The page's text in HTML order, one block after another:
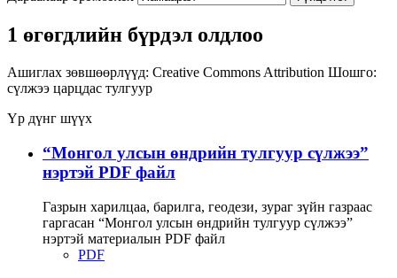
1 өгөгдлийн бүрдэл олдлоо
Ашиглах зөвшөөрлүүд: Creative Commons Attribution Шошго:
сүлжээ царцдас тулгуур
Үр дүнг шүүх
“Монгол улсын өндрийн тулгуур сүлжээ”
нэртэй PDF файл
Газрын харилцаа, барилга, геодези, зураг зүйн газраас
гаргасан “Монгол улсын өндрийн тулгуур сүлжээ”
нэртэй материалын PDF файл
PDF